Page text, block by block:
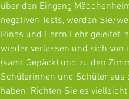
über den Eingang
negativen Tests, werden Sie/
Rinas und Herrn Fehr geleitet,
wieder verlassen und sich von
(samt Gepäck) und zu den
Schülerinnen und Schüler aus
haben. Richten Sie es